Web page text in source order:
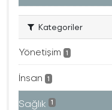
Kategoriler
Yönetişim 1
İnsan 1
Sağlık 1